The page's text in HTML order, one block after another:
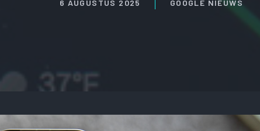
6 AUGUSTUS 2025 GOOGLE NIEUWS